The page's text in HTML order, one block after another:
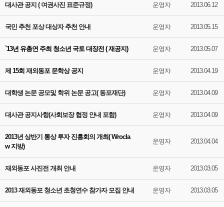
대사관 공지 ( 여권사진 표준규정) 운영자 2013.06.12
국민 추천 포상 대상자 추천 안내 운영자 2013.05.15
`13년 유총연 주최 청소년 국토 대장전 ( 재공지) 운영자 2013.05.07
제 15회 재외동포 문학상 공지 운영자 2013.04.19
대학생 논문 공모및 학위 논문 공고( 동포재단) 운영자 2013.04.09
대사관 공지사항(사회보장 협정 안내 포함) 운영자 2013.04.09
2013년 상반기 통상 투자 진흥회의 개최( Wrocla
w 지방)
운영자 2013.04.04
재외동포 사진전 개최 안내 운영자 2013.03.05
2013 재외동포 청소년 초청연수 참가자 모집 안내 운영자 2013.03.05